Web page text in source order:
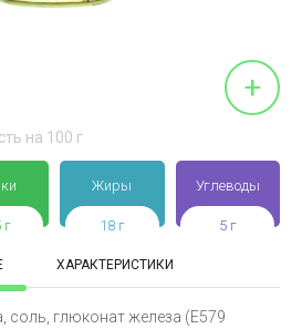
+
на 100 г
г
Жиры
18 г
Углеводы
5 г
ХАРАКТЕРИСТИКИ
соль, глюконат железа (Е579